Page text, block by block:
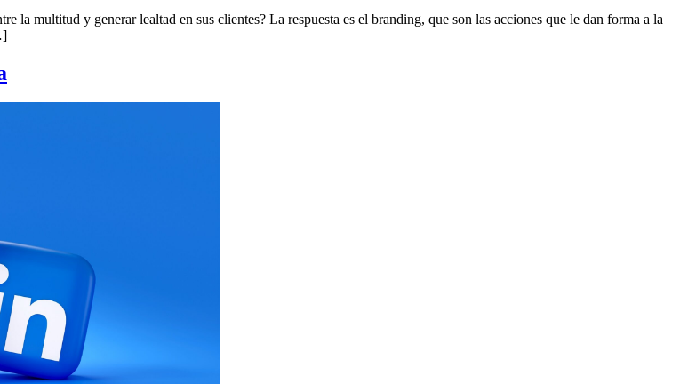
la multitud y generar lealtad en sus clientes? La respuesta es el branding, que son las acciones que le dan forma a la